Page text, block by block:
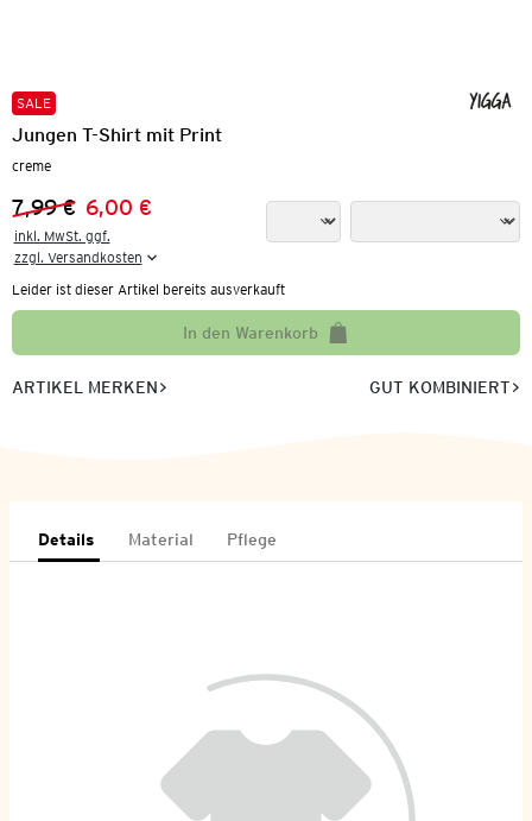
SALE
Jungen T-Shirt mit Print
creme
Vorheriger Preis:
7,99 €
Neuer Preis:
6,00 €
inkl. MwSt. ggf.
zzgl. Versandkosten
Leider ist dieser Artikel bereits ausverkauft
In den Warenkorb
ARTIKEL MERKEN GUT KOMBINIERT
Details Material Pflege